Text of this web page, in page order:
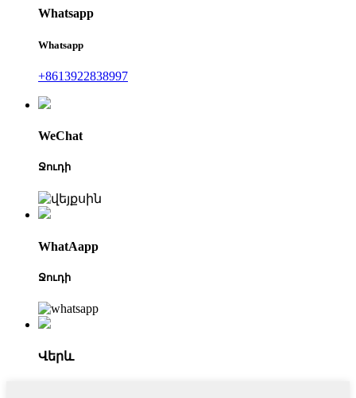
Whatsapp
Whatsapp
+8613922838997
WeChat
Ջուդի
WhatAapp
Ջուդի
Վերև